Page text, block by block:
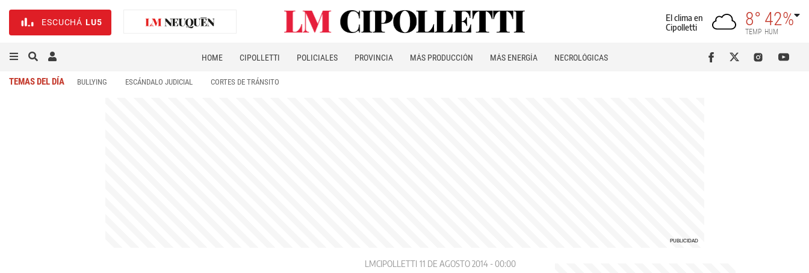
ESCUCHÁ LU5
El clima en
Cipolletti
8°
TEMP
42%
HUM
HOME CIPOLLETTI POLICIALES PROVINCIA MÁS PRODUCCIÓN MÁS ENERGÍA NECROLÓGICAS
TEMAS DEL DÍA BULLYING ESCÁNDALO JUDICIAL CORTES DE TRÁNSITO
LMCIPOLLETTI 11 DE AGOSTO 2014 - 00:00